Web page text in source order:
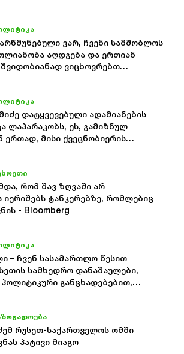
ვარ, ჩვენი სამშობლოს
აღდგება და ერთიან
ვიცხოვრებთ
დატყვევებული ადამიანების
ლაპარაკობს, ეს, გამიზნულ
ერთად, მისი ქვეცნობიერის
რომ შავ ზღვაში არ
იერიშებს ტანკერებზე, რომლებიც
- Bloomberg
– ჩვენ სასამართლო წესით
სამხედრო დანაშაულები,
განცხადებებით,
რუსეთ-საქართველოს ომში
პატივი მიაგო